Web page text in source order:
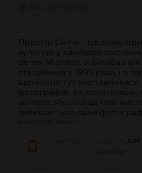
Простір Світів - це зона,
культурі у закладах
de los Mundos. У Більбао
створений у 1995 році, і з
щомісяця тут виставлялася
фотографій, як початківців,
авторів. Як спогад про
залишається одна
досвіду